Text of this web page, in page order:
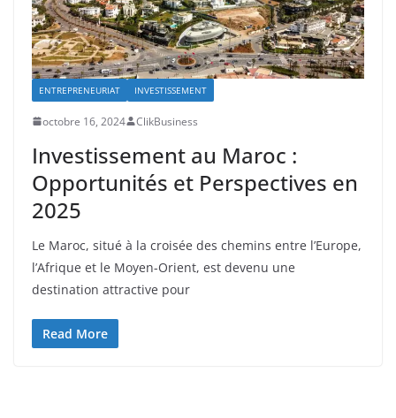
ENTREPRENEURIAT INVESTISSEMENT
octobre 16, 2024 ClikBusiness
Investissement au Maroc :
Opportunités et Perspectives en
2025
Le Maroc, situé à la croisée des chemins entre l’Europe,
l’Afrique et le Moyen-Orient, est devenu une
destination attractive pour
Read More